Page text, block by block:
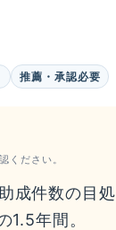
推薦・承認必要
ください。
成件数の目処
年間。